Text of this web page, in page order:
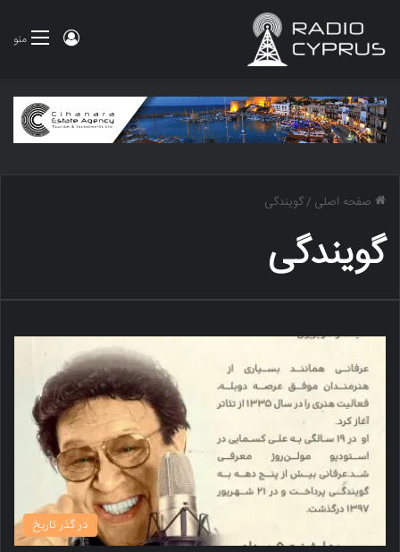
منو ورود
صفحه اصلی /گویندگی
گویندگی
در گذر تاریخ